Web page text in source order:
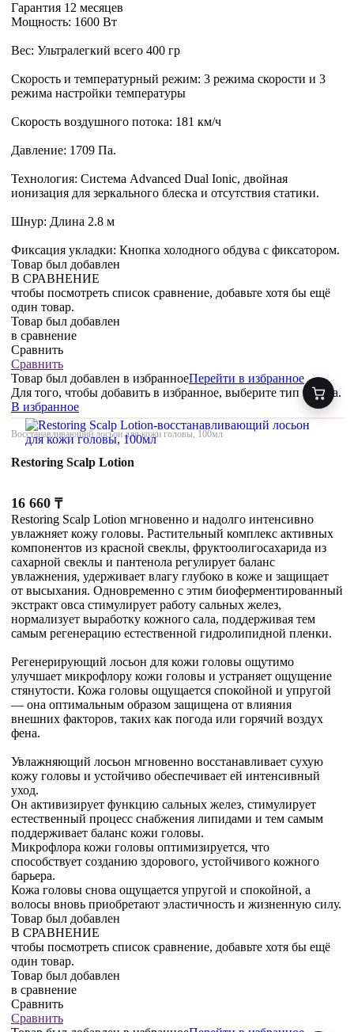
Гарантия 12 месяцев
Мощность: 1600 Вт
Вес: Ультралегкий всего 400 гр
Скорость и температурный режим: 3 режима скорости и 3
режима настройки температуры
Скорость воздушного потока: 181 км/ч
Давление: 1709 Па.
Технология: Система Advanced Dual Ionic, двойная
ионизация для зеркального блеска и отсутствия статики.
Шнур: Длина 2.8 м
Фиксация укладки: Кнопка холодного обдува с фиксатором.
Товар был добавлен
В СРАВНЕНИЕ
чтобы посмотреть список сравнение, добавьте хотя бы ещё
один товар.
Товар был добавлен
в сравнение
Сравнить
Сравнить
Товар был добавлен в избранноеПерейти в избранное
Для того, чтобы добавить в избранное, выберите тип товара.
В избранное
Восстанавливающий лосьон для кожи головы, 100мл
Restoring Scalp Lotion
16 660 ₸
Restoring Scalp Lotion мгновенно и надолго интенсивно
увлажняет кожу головы. Растительный комплекс активных
компонентов из красной свеклы, фруктоолигосахарида из
сахарной свеклы и пантенола регулирует баланс
увлажнения, удерживает влагу глубоко в коже и защищает
от высыхания. Одновременно с этим биоферментированный
экстракт овса стимулирует работу сальных желез,
нормализует выработку кожного сала, поддерживая тем
самым регенерацию естественной гидролипидной пленки.
Регенерирующий лосьон для кожи головы ощутимо
улучшает микрофлору кожи головы и устраняет ощущение
стянутости. Кожа головы ощущается спокойной и упругой
— она оптимальным образом защищена от влияния
внешних факторов, таких как погода или горячий воздух
фена.
Увлажняющий лосьон мгновенно восстанавливает сухую
кожу головы и устойчиво обеспечивает ей интенсивный
уход.
Он активизирует функцию сальных желез, стимулирует
естественный процесс снабжения липидами и тем самым
поддерживает баланс кожи головы.
Микрофлора кожи головы оптимизируется, что
способствует созданию здорового, устойчивого кожного
барьера.
Кожа головы снова ощущается упругой и спокойной, а
волосы вновь приобретают эластичность и жизненную силу.
Товар был добавлен
В СРАВНЕНИЕ
чтобы посмотреть список сравнение, добавьте хотя бы ещё
один товар.
Товар был добавлен
в сравнение
Сравнить
Сравнить